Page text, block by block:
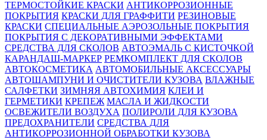
ТЕРМОСТОЙКИЕ КРАСКИ АНТИКОРРОЗИОННЫЕ
ПОКРЫТИЯ КРАСКИ ДЛЯ ГРАФФИТИ РЕЗИНОВЫЕ
КРАСКИ СПЕЦИАЛЬНЫЕ АЭРОЗОЛЬНЫЕ ПОКРЫТИЯ
ПОКРЫТИЯ С ДЕКОРАТИВНЫМИ ЭФФЕКТАМИ
СРЕДСТВА ДЛЯ СКОЛОВ АВТОЭМАЛЬ С КИСТОЧКОЙ
КАРАНДАШ-МАРКЕР РЕМКОМПЛЕКТ ДЛЯ СКОЛОВ
АВТОКОСМЕТИКА АВТОМОБИЛЬНЫЕ АКСЕССУАРЫ
АВТОШАМПУНИ И ОЧИСТИТЕЛИ КУЗОВА ВЛАЖНЫЕ
САЛФЕТКИ ЗИМНЯЯ АВТОХИМИЯ КЛЕИ И
ГЕРМЕТИКИ КРЕПЕЖ МАСЛА И ЖИДКОСТИ
ОСВЕЖИТЕЛИ ВОЗДУХА ПОЛИРОЛИ ДЛЯ КУЗОВА
ПРЕДОХРАНИТЕЛИ СРЕДСТВА ДЛЯ
АНТИКОРРОЗИОННОЙ ОБРАБОТКИ КУЗОВА